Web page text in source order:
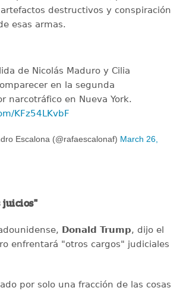
destructivos y conspiración
esas armas.
de Nicolás Maduro y Cilia
en la segunda
narcotráfico en Nueva York.
KFz54LKvbF
Escalona (@rafaescalonaf) March 26,
juicios"
Donald Trump, dijo el
enfrentará "otros cargos" judiciales
por solo una fracción de las cosas